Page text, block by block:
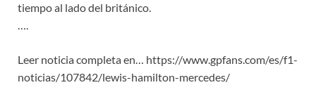
tiempo al lado del británico.
….
Leer noticia completa en… https://www.gpfans.com/es/f1-
noticias/107842/lewis-hamilton-mercedes/